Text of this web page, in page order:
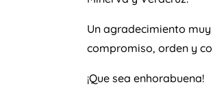
Un agradecimiento
compromiso, orden y
¡Que sea enhorabuena!